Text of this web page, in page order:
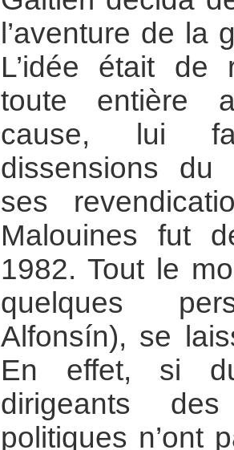
l’aventure de la
L’idée était de
toute entière
cause, lui
dissensions du
ses
Malouines fut
1982. Tout le
quelques
Alfonsín), se
En effet, si
dirigeants
politiques n’ont